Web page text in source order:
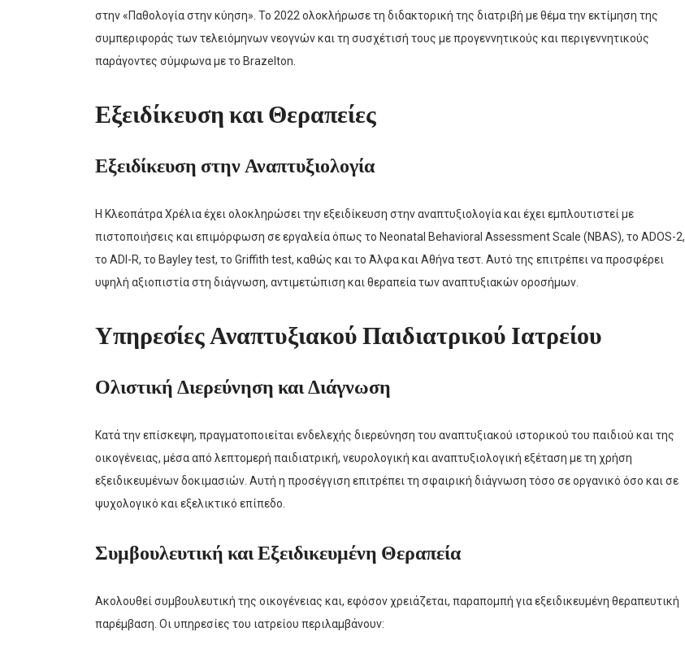
στην «Παθολογία στην κύηση». Το 2022 ολοκλήρωσε τη διδακτορική της διατριβή με θέμα την εκτίμηση της
συμπεριφοράς των τελειόμηνων νεογνών και τη συσχέτισή τους με προγεννητικούς και περιγεννητικούς
παράγοντες σύμφωνα με το Brazelton.
Εξειδίκευση και Θεραπείες
Εξειδίκευση στην Αναπτυξιολογία
Η Κλεοπάτρα Χρέλια έχει ολοκληρώσει την εξειδίκευση στην αναπτυξιολογία και έχει εμπλουτιστεί με
πιστοποιήσεις και επιμόρφωση σε εργαλεία όπως το Neonatal Behavioral Assessment Scale (NBAS), το ADOS-2,
το ADI-R, το Bayley test, το Griffith test, καθώς και το Άλφα και Αθήνα τεστ. Αυτό της επιτρέπει να προσφέρει
υψηλή αξιοπιστία στη διάγνωση, αντιμετώπιση και θεραπεία των αναπτυξιακών οροσήμων.
Υπηρεσίες Αναπτυξιακού Παιδιατρικού Ιατρείου
Ολιστική Διερεύνηση και Διάγνωση
Κατά την επίσκεψη, πραγματοποιείται ενδελεχής διερεύνηση του αναπτυξιακού ιστορικού του παιδιού και της
οικογένειας, μέσα από λεπτομερή παιδιατρική, νευρολογική και αναπτυξιολογική εξέταση με τη χρήση
εξειδικευμένων δοκιμασιών. Αυτή η προσέγγιση επιτρέπει τη σφαιρική διάγνωση τόσο σε οργανικό όσο και σε
ψυχολογικό και εξελικτικό επίπεδο.
Συμβουλευτική και Εξειδικευμένη Θεραπεία
Ακολουθεί συμβουλευτική της οικογένειας και, εφόσον χρειάζεται, παραπομπή για εξειδικευμένη θεραπευτική
παρέμβαση. Οι υπηρεσίες του ιατρείου περιλαμβάνουν: